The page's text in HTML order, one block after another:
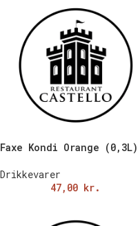
Faxe Kondi Orange (0,3L)
Drikkevarer
47,00 kr.